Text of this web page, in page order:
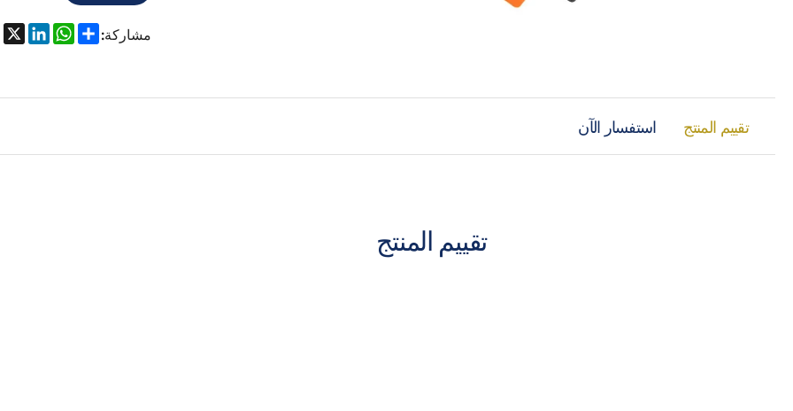
مشاركة:
تقييم المنتج استفسار الآن
تقييم المنتج